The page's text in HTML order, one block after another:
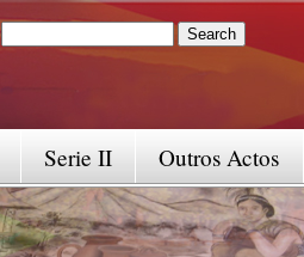
Search form
Outros Actos
Serie II